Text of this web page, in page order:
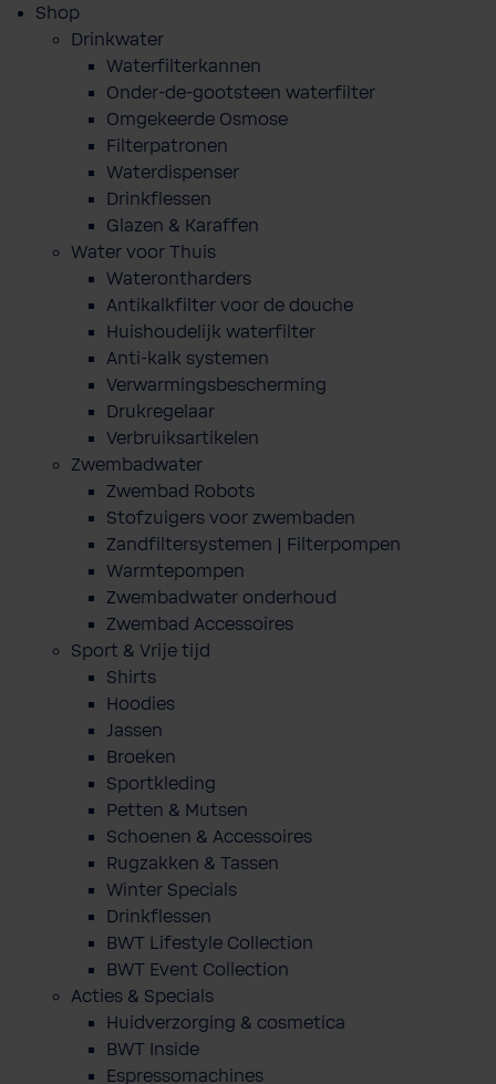
Shop
Drinkwater
Waterfilterkannen
Onder-de-gootsteen waterfilter
Omgekeerde Osmose
Filterpatronen
Waterdispenser
Drinkflessen
Glazen & Karaffen
Water voor Thuis
Waterontharders
Antikalkfilter voor de douche
Huishoudelijk waterfilter
Anti-kalk systemen
Verwarmingsbescherming
Drukregelaar
Verbruiksartikelen
Zwembadwater
Zwembad Robots
Stofzuigers voor zwembaden
Zandfiltersystemen | Filterpompen
Warmtepompen
Zwembadwater onderhoud
Zwembad Accessoires
Sport & Vrije tijd
Shirts
Hoodies
Jassen
Broeken
Sportkleding
Petten & Mutsen
Schoenen & Accessoires
Rugzakken & Tassen
Winter Specials
Drinkflessen
BWT Lifestyle Collection
BWT Event Collection
Acties & Specials
Huidverzorging & cosmetica
BWT Inside
Espressomachines